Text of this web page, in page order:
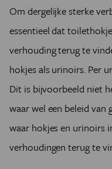
Om dergelijke sterke
essentieel dat
verhouding terug te
hokjes als urinoirs. Per
Dit is bijvoorbeeld niet
waar wel een beleid
waar hokjes en urinoirs
verhoudingen terug te